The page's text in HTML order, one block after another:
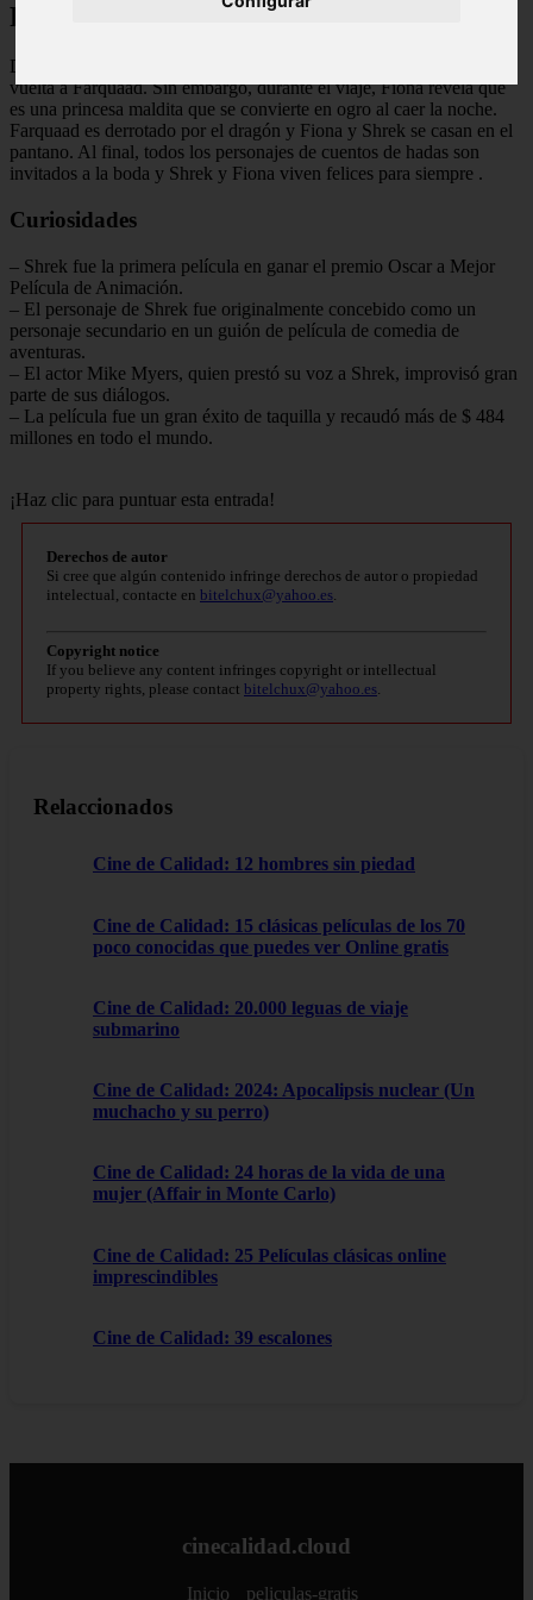
Final Explicado
Después de rescatar a Fiona, Shrek se enamora de ella y la lleva de
vuelta a Farquaad. Sin embargo, durante el viaje, Fiona revela que
es una princesa maldita que se convierte en ogro al caer la noche.
Farquaad es derrotado por el dragón y Fiona y Shrek se casan en el
pantano. Al final, todos los personajes de cuentos de hadas son
invitados a la boda y Shrek y Fiona viven felices para siempre .
Curiosidades
– Shrek fue la primera película en ganar el premio Oscar a Mejor
Película de Animación.
– El personaje de Shrek fue originalmente concebido como un
personaje secundario en un guión de película de comedia de
aventuras.
– El actor Mike Myers, quien prestó su voz a Shrek, improvisó gran
parte de sus diálogos.
– La película fue un gran éxito de taquilla y recaudó más de $ 484
millones en todo el mundo.
¡Haz clic para puntuar esta entrada!
Derechos de autor
Si cree que algún contenido infringe derechos de autor o propiedad
intelectual, contacte en bitelchux@yahoo.es
Copyright notice
If you believe any content infringes copyright or intellectual
property rights, please contact bitelchux@yahoo.es
Relaccionados
Cine de Calidad: 12 hombres sin piedad
Cine de Calidad: 15 clásicas películas de los 70
poco conocidas que puedes ver Online gratis
Cine de Calidad: 20.000 leguas de viaje
submarino
Cine de Calidad: 2024: Apocalipsis nuclear (Un
muchacho y su perro)
Cine de Calidad: 24 horas de la vida de una
mujer (Affair in Monte Carlo)
Cine de Calidad: 25 Películas clásicas online
imprescindibles
Cine de Calidad: 39 escalones
cinecalidad.cloud
Inicio peliculas-gratis